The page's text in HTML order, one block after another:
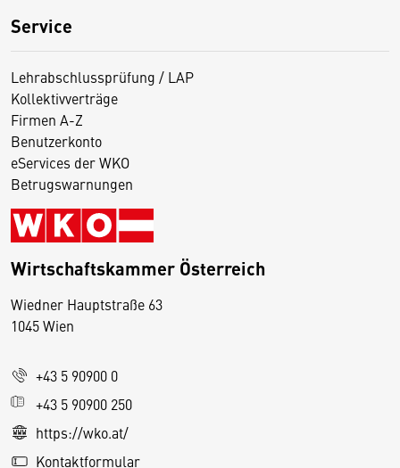
Service
Lehrabschlussprüfung / LAP
Kollektivverträge
Firmen A-Z
Benutzerkonto
eServices der WKO
Betrugswarnungen
Wirtschaftskammer Österreich
Wiedner Hauptstraße 63
1045 Wien
+43 5 90900 0
+43 5 90900 250
https://wko.at/
Kontaktformular
D
s
e
S
e